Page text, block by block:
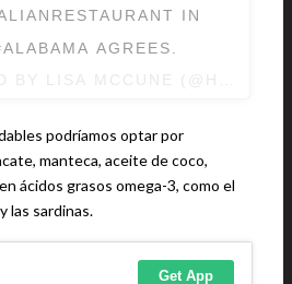
IN
AGREES.
podríamos optar por
manteca, aceite de coco,
ácidos grasos omega-3, como el
las sardinas.